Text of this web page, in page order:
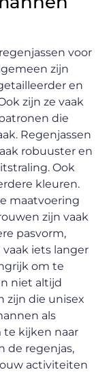
voor
zijn
en
zijn ze vaak
die
Regenjassen
robuuster en
Ook
kleuren.
maatvoering
zijn vaak
pasvorm,
iets langer
om te
niet altijd
zijn die unisex
als
te kijken naar
de regenjas,
activiteiten